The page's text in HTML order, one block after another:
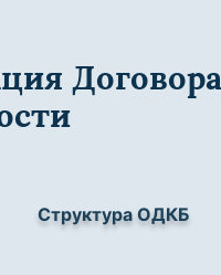
Структура ОДКБ